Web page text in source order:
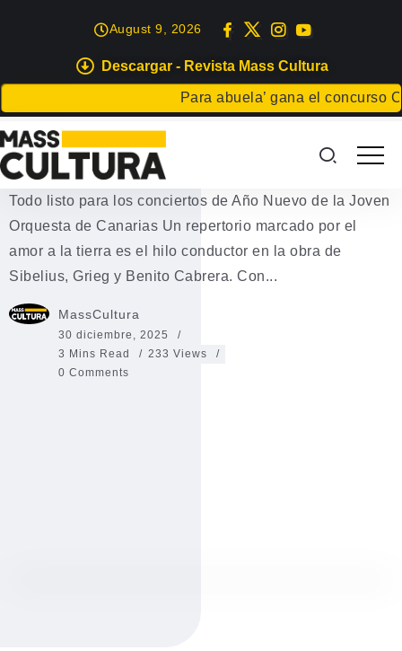
Descargar - Revista Mass Cultura
Para abuela’ gana el concurso
August 9, 2026
ISLAS
Conciertos de Año Nuevo de la
Joven Orquesta de Canarias
Todo listo para los conciertos de Año Nuevo de la Joven
Orquesta de Canarias Un repertorio marcado por el
amor a la tierra es el hilo conductor en la obra de
Sibelius, Grieg y Benito Cabrera. Con...
MassCultura
30 diciembre, 2025
3 Mins Read
233 Views
0 Comments